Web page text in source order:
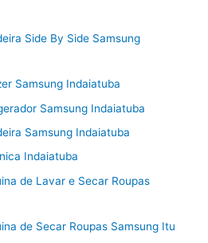
Side By Side Samsung
Samsung Indaiatuba
Samsung Indaiatuba
Samsung Indaiatuba
Indaiatuba
de Lavar e Secar Roupas
de Secar Roupas Samsung Itu